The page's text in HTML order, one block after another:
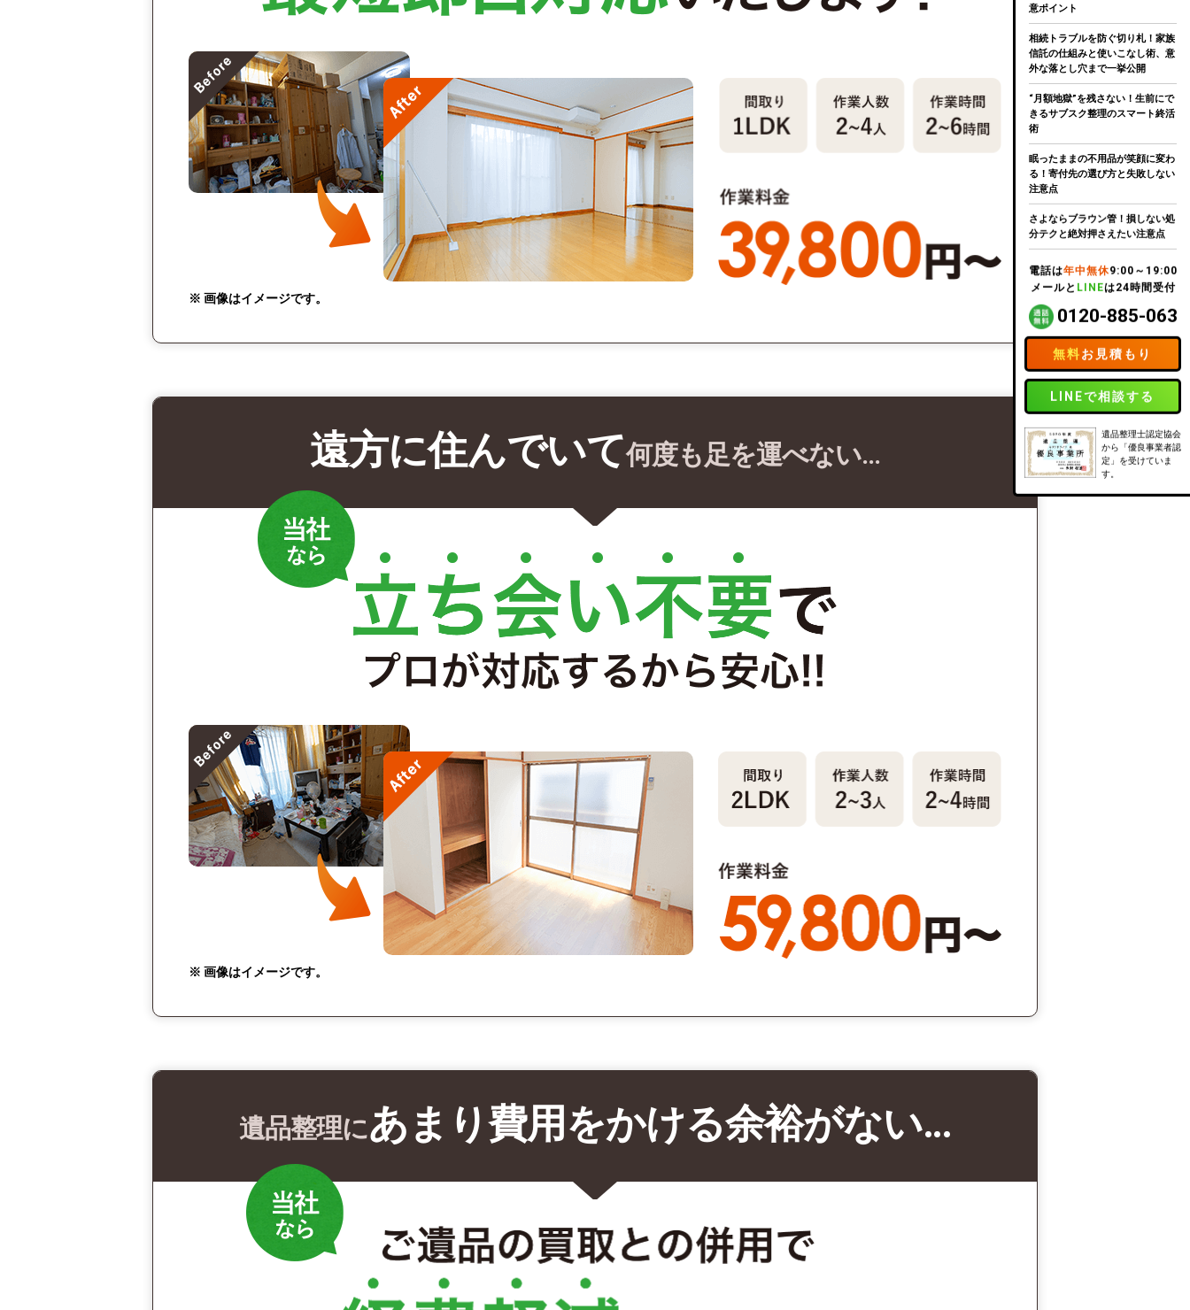
※ 画像はイメージです。
遠方に住んでいて何度も足を運べない…
※ 画像はイメージです。
遺品整理にあまり費用をかける余裕がない…
意ポイント
相続トラブルを防ぐ切り札！家族
信託の仕組みと使いこなし術、意
外な落とし穴まで一挙公開
“月額地獄”を残さない！生前にで
きるサブスク整理のスマート終活
術
眠ったままの不用品が笑顔に変わ
る！寄付先の選び方と失敗しない
注意点
さよならブラウン管！損しない処
分テクと絶対押さえたい注意点
電話は年中無休9:00～19:00
メールと LINEは24時間受付
0120-885-063
無料お見積もり
LINEで相談する
遺品整理士認定協会
から「優良事業者認
定」を受けていま
す。